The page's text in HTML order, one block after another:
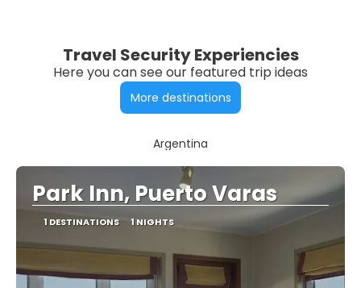
Travel Security Experiencies
Here you can see our featured trip ideas
More destinations
Argentina
Park Inn, Puerto Varas
1 DESTINATIONS 1 NIGHTS